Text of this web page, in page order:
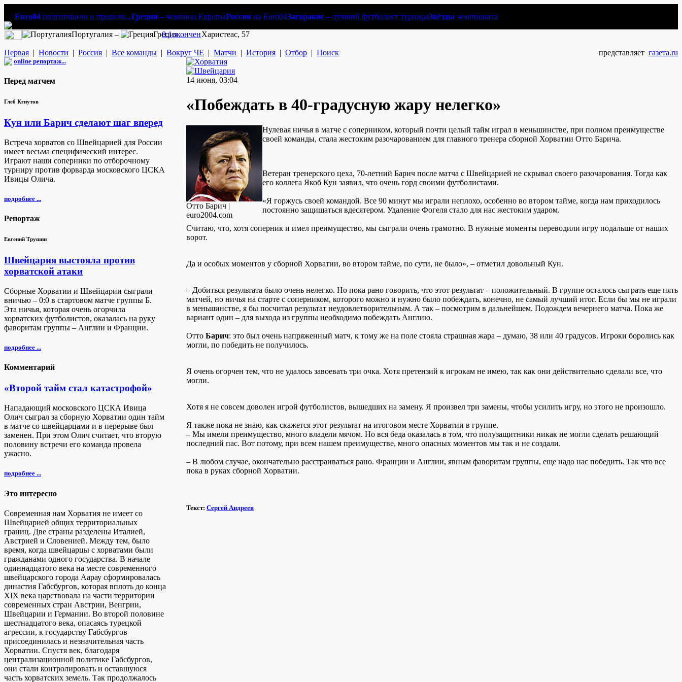
Euro04 подготовили и провели...Греция – чемпион ЕвропыРоссия на Euro04Загоракис – лучший футболист турнираЗвёзды чемпионата
Португалия – Греция
0:1оконченХаристеас, 57
Первая | Новости | Россия | Все команды | Вокруг ЧЕ | Матчи | История | Отбор | Поиск представляет газета.ru
online репортаж...
Перед матчем
Глеб Кгиутов
Кун или Барич сделают шаг вперед
Встреча хорватов со Швейцарией для России
имеет весьма специфический интерес.
Играют наши соперники по отборочному
турниру против форварда московского ЦСКА
Ивицы Олича.
подробнее ...
Репортаж
Евгений Трушин
Швейцария выстояла против
хорватской атаки
Сборные Хорватии и Швейцарии сыграли
вничью – 0:0 в стартовом матче группы Б.
Эта ничья, которая очень огорчила
хорватских футболистов, оказалась на руку
фаворитам группы – Англии и Франции.
подробнее ...
Комментарий
«Второй тайм стал катастрофой»
Нападающий московского ЦСКА Ивица
Олич сыграл за сборную Хорватии один тайм
в матче со швейцарцами и в перерыве был
заменен. При этом Олич считает, что вторую
половину встречи его команда провела
ужасно.
подробнее ...
Это интересно
Современная нам Хорватия не имеет со
Швейцарией общих территориальных
границ. Две страны разделены Италией,
Австрией и Словенией. Между тем, было
время, когда швейцарцы с хорватами были
гражданами одного государства. В начале
одиннадцатого века на месте современного
швейцарского города Аарау сформировалась
династия Габсбургов, которая вплоть до конца
ХIХ века царствовала на части территории
современных стран Австрии, Венгрии,
Швейцарии и Германии. Во второй половине
шестнадцатого века, опасаясь турецкой
агрессии, к государству Габсбургов
присоединилась и незначительная часть
Хорватии. Спустя век, благодаря
централизационной политике Габсбургов,
они стали контролировать и оставшуюся
часть хорватских земель. Так продолжалось
14 июня, 03:04
«Побеждать в 40-градусную жару нелегко»
Отто Барич |
euro2004.com
Нулевая ничья в матче с соперником, который почти целый тайм играл в меньшинстве, при полном преимуществе
своей команды, стала жестоким разочарованием для главного тренера сборной Хорватии Отто Барича.
Ветеран тренерского цеха, 70-летний Барич после матча с Швейцарией не скрывал своего разочарования. Тогда как
его коллега Якоб Кун заявил, что очень горд своими футболистами.
«Я горжусь своей командой. Все 90 минут мы играли неплохо, особенно во втором тайме, когда нам приходилось
постоянно защищаться вдесятером. Удаление Фогеля стало для нас жестоким ударом.
Считаю, что, хотя соперник и имел преимущество, мы сыграли очень грамотно. В нужные моменты переводили игру подальше от наших
ворот.
Да и особых моментов у сборной Хорватии, во втором тайме, по сути, не было», – отметил довольный Кун.
– Добиться результата было очень нелегко. Но пока рано говорить, что этот результат – положительный. В группе осталось сыграть еще пять
матчей, но ничья на старте с соперником, которого можно и нужно было побеждать, конечно, не самый лучший итог. Если бы мы не играли
в меньшинстве, я бы посчитал результат неудовлетворительным. А так – посмотрим в дальнейшем. Подождем вечернего матча. Пока же
вариант один – для выхода из группы необходимо побеждать Англию.
Отто Барич: это был очень напряженный матч, к тому же на поле стояла страшная жара – думаю, 38 или 40 градусов. Игроки боролись как
могли, по победить не получилось.
Я очень огорчен тем, что не удалось завоевать три очка. Хотя претензий к игрокам не имею, так как они действительно сделали все, что
могли.
Хотя я не совсем доволен игрой футболистов, вышедших на замену. Я произвел три замены, чтобы усилить игру, но этого не произошло.
Я также пока не знаю, как скажется этот результат на итоговом месте Хорватии в группе.
– Мы имели преимущество, много владели мячом. Но вся беда оказалась в том, что полузащитники никак не могли сделать решающий
последний пас. Вот потому, при всем нашем преимуществе, много опасных моментов мы так и не создали.
– В любом случае, окончательно расстраиваться рано. Франции и Англии, явным фаворитам группы, еще надо нас победить. Так что все
пока в руках сборной Хорватии.
Текст: Сергей Андреев